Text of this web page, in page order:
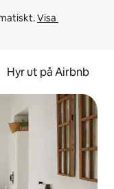
Visa
Hyr ut på Airbnb